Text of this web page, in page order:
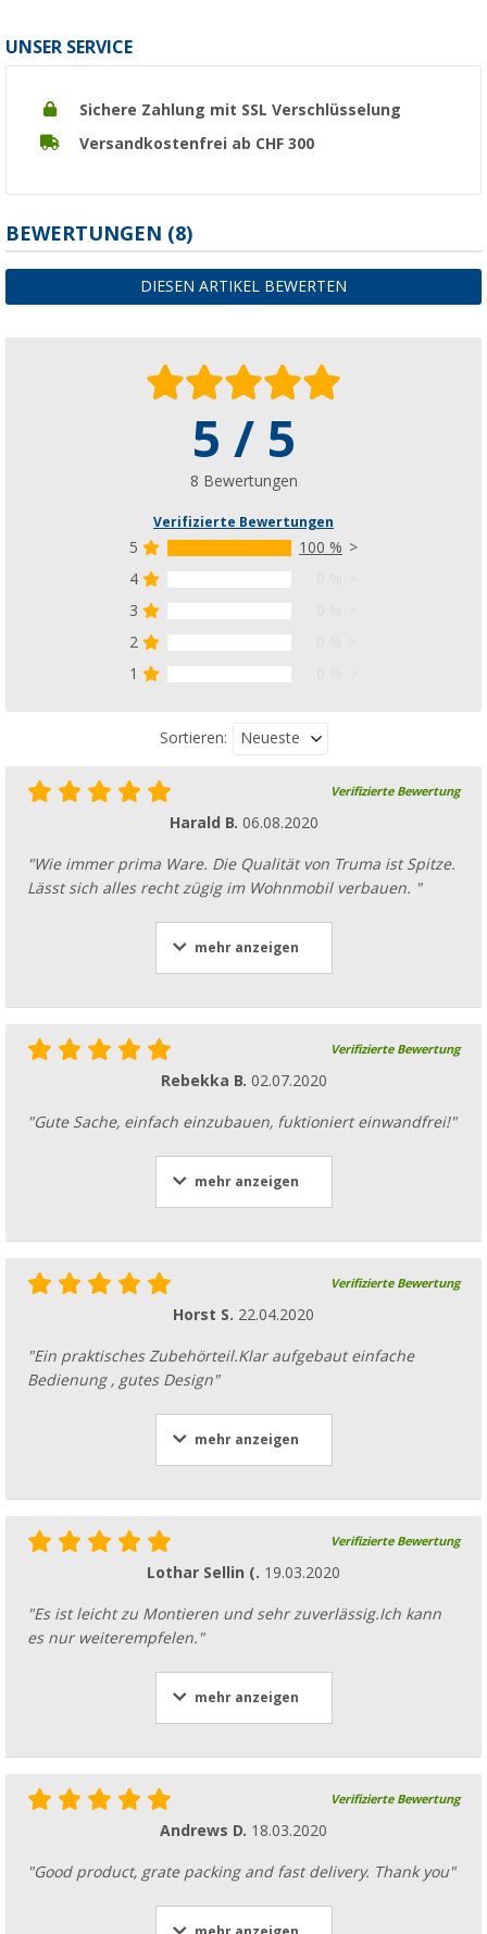
UNSER SERVICE
Sichere Zahlung mit SSL Verschlüsselung
Versandkostenfrei ab CHF 300
BEWERTUNGEN (8)
DIESEN ARTIKEL BEWERTEN
5 / 5
8 Bewertungen
Verifizierte Bewertungen
5
100 %
4
3
2
1
Sortieren: Neueste
Verifizierte Bewertung
Harald B. 06.08.2020
"Wie immer prima Ware. Die Qualität von Truma ist Spitze.
Lässt sich alles recht zügig im Wohnmobil verbauen. "
mehr anzeigen
Verifizierte Bewertung
Rebekka B. 02.07.2020
"Gute Sache, einfach einzubauen, fuktioniert einwandfrei!"
mehr anzeigen
Verifizierte Bewertung
Horst S. 22.04.2020
"Ein praktisches Zubehörteil.Klar aufgebaut einfache
Bedienung , gutes Design"
mehr anzeigen
Verifizierte Bewertung
Lothar Sellin (. 19.03.2020
"Es ist leicht zu Montieren und sehr zuverlässig.Ich kann
es nur weiterempfelen."
mehr anzeigen
Verifizierte Bewertung
Andrews D. 18.03.2020
"Good product, grate packing and fast delivery. Thank you"